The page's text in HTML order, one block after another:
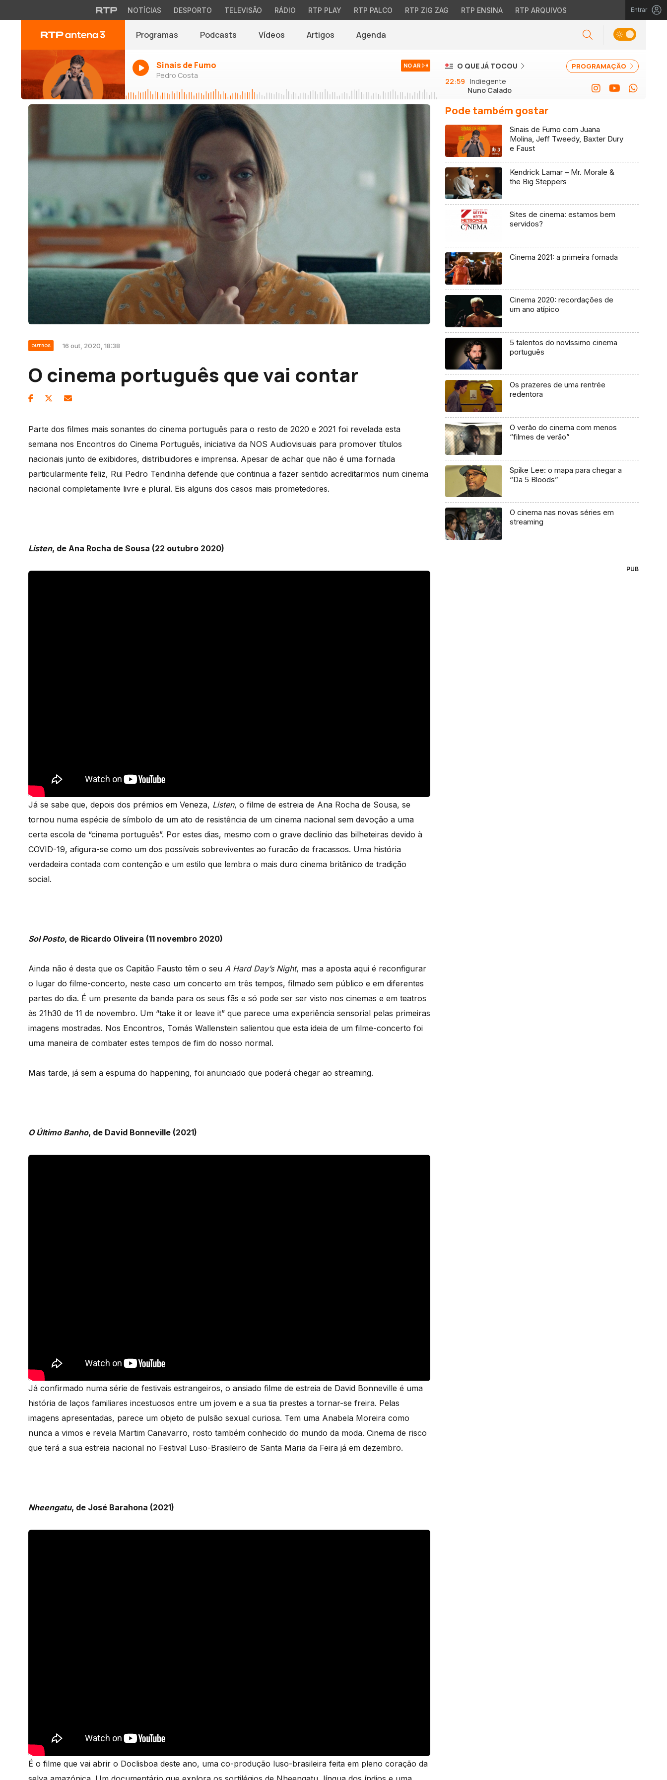
NOTÍCIAS DESPORTO TELEVISÃO RÁDIO RTP PLAY RTP PALCO RTP ZIG ZAG RTP ENSINA RTP ARQUIVOS Entrar
Programas Podcasts Vídeos Artigos Agenda
Sinais de Fumo
Pedro Costa
NO AR PROGRAMAÇÃO
O QUE JÁ TOCOU
22:59 Indiegente
Nuno Calado
OUTROS 16 out, 2020, 18:38
O cinema português que vai contar
Parte dos filmes mais sonantes do cinema português para o resto de 2020 e 2021 foi revelada esta
semana nos Encontros do Cinema Português, iniciativa da NOS Audiovisuais para promover títulos
nacionais junto de exibidores, distribuidores e imprensa. Apesar de achar que não é uma fornada
particularmente feliz, Rui Pedro Tendinha defende que continua a fazer sentido acreditarmos num cinema
nacional completamente livre e plural. Eis alguns dos casos mais prometedores.
Listen, de Ana Rocha de Sousa (22 outubro 2020)
Já se sabe que, depois dos prémios em Veneza, Listen, o filme de estreia de Ana Rocha de Sousa, se
tornou numa espécie de símbolo de um ato de resistência de um cinema nacional sem devoção a uma
certa escola de “cinema português”. Por estes dias, mesmo com o grave declínio das bilheteiras devido à
COVID-19, afigura-se como um dos possíveis sobreviventes ao furacão de fracassos. Uma história
verdadeira contada com contenção e um estilo que lembra o mais duro cinema britânico de tradição
social.
Sol Posto, de Ricardo Oliveira (11 novembro 2020)
Ainda não é desta que os Capitão Fausto têm o seu A Hard Day’s Night, mas a aposta aqui é reconfigurar
o lugar do filme-concerto, neste caso um concerto em três tempos, filmado sem público e em diferentes
partes do dia. É um presente da banda para os seus fãs e só pode ser ser visto nos cinemas e em teatros
às 21h30 de 11 de novembro. Um “take it or leave it” que parece uma experiência sensorial pelas primeiras
imagens mostradas. Nos Encontros, Tomás Wallenstein salientou que esta ideia de um filme-concerto foi
uma maneira de combater estes tempos de fim do nosso normal.
Mais tarde, já sem a espuma do happening, foi anunciado que poderá chegar ao streaming.
O Último Banho, de David Bonneville (2021)
Já confirmado numa série de festivais estrangeiros, o ansiado filme de estreia de David Bonneville é uma
história de laços familiares incestuosos entre um jovem e a sua tia prestes a tornar-se freira. Pelas
imagens apresentadas, parece um objeto de pulsão sexual curiosa. Tem uma Anabela Moreira como
nunca a vimos e revela Martim Canavarro, rosto também conhecido do mundo da moda. Cinema de risco
que terá a sua estreia nacional no Festival Luso-Brasileiro de Santa Maria da Feira já em dezembro.
Nheengatu, de José Barahona (2021)
É o filme que vai abrir o Doclisboa deste ano, uma co-produção luso-brasileira feita em pleno coração da
Pode também gostar
Sinais de Fumo com Juana
Molina, Jeff Tweedy, Baxter Dury
e Faust
Kendrick Lamar – Mr. Morale &
the Big Steppers
Sites de cinema: estamos bem
servidos?
Cinema 2021: a primeira fornada
Cinema 2020: recordações de
um ano atípico
5 talentos do novíssimo cinema
português
Os prazeres de uma rentrée
redentora
O verão do cinema com menos
“filmes de verão”
Spike Lee: o mapa para chegar a
“Da 5 Bloods”
O cinema nas novas séries em
streaming
PUB